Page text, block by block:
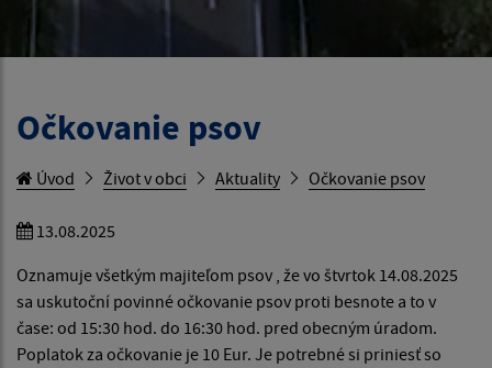
Očkovanie psov
Úvod Život v obci Aktuality Očkovanie psov
13.08.2025
Oznamuje všetkým majiteľom psov , že vo štvrtok 14.08.2025
sa uskutoční povinné očkovanie psov proti besnote a to v
čase: od 15:30 hod. do 16:30 hod. pred obecným úradom.
Poplatok za očkovanie je 10 Eur. Je potrebné si priniesť so